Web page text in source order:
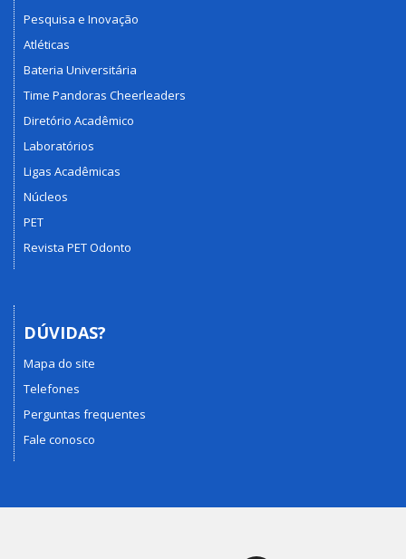
Pesquisa e Inovação
Atléticas
Bateria Universitária
Time Pandoras Cheerleaders
Diretório Acadêmico
Laboratórios
Ligas Acadêmicas
Núcleos
PET
Revista PET Odonto
DÚVIDAS?
Mapa do site
Telefones
Perguntas frequentes
Fale conosco